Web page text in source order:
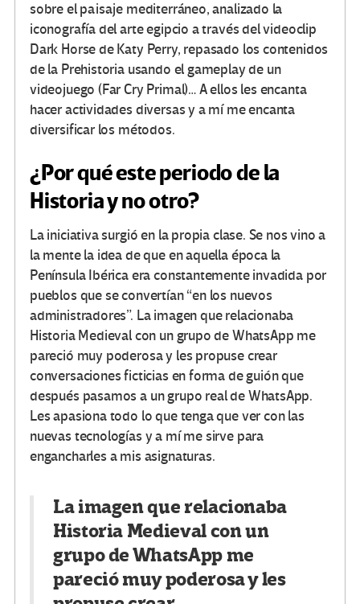
sobre el paisaje mediterráneo, analizado la
iconografía del arte egipcio a través del videoclip
Dark Horse de Katy Perry, repasado los contenidos
de la Prehistoria usando el gameplay de un
videojuego (Far Cry Primal)… A ellos les encanta
hacer actividades diversas y a mí me encanta
diversificar los métodos.
¿Por qué este periodo de la
Historia y no otro?
La iniciativa surgió en la propia clase. Se nos vino a
la mente la idea de que en aquella época la
Península Ibérica era constantemente invadida por
pueblos que se convertían “en los nuevos
administradores”. La imagen que relacionaba
Historia Medieval con un grupo de WhatsApp me
pareció muy poderosa y les propuse crear
conversaciones ficticias en forma de guión que
después pasamos a un grupo real de WhatsApp.
Les apasiona todo lo que tenga que ver con las
nuevas tecnologías y a mí me sirve para
engancharles a mis asignaturas.
La imagen que relacionaba
Historia Medieval con un
grupo de WhatsApp me
pareció muy poderosa y les